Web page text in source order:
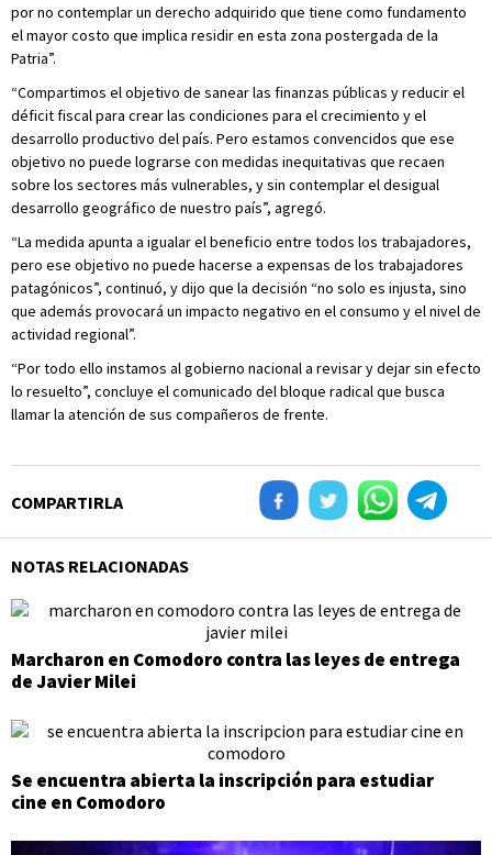
por no contemplar un derecho adquirido que tiene como fundamento
el mayor costo que implica residir en esta zona postergada de la
Patria”.
“Compartimos el objetivo de sanear las finanzas públicas y reducir el
déficit fiscal para crear las condiciones para el crecimiento y el
desarrollo productivo del país. Pero estamos convencidos que ese
objetivo no puede lograrse con medidas inequitativas que recaen
sobre los sectores más vulnerables, y sin contemplar el desigual
desarrollo geográfico de nuestro país”, agregó.
“La medida apunta a igualar el beneficio entre todos los trabajadores,
pero ese objetivo no puede hacerse a expensas de los trabajadores
patagónicos”, continuó, y dijo que la decisión “no solo es injusta, sino
que además provocará un impacto negativo en el consumo y el nivel de
actividad regional”.
“Por todo ello instamos al gobierno nacional a revisar y dejar sin efecto
lo resuelto”, concluye el comunicado del bloque radical que busca
llamar la atención de sus compañeros de frente.
COMPARTIRLA
NOTAS RELACIONADAS
Marcharon en Comodoro contra las leyes de entrega
de Javier Milei
Se encuentra abierta la inscripción para estudiar
cine en Comodoro